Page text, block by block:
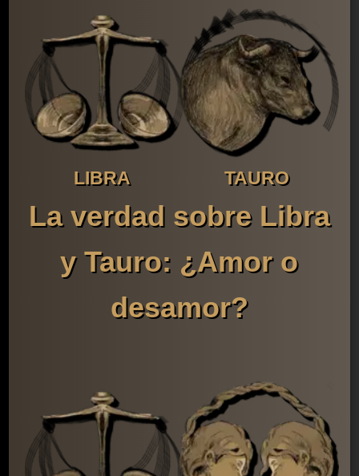
LIBRA TAURO
La verdad sobre Libra
y Tauro: ¿Amor o
desamor?